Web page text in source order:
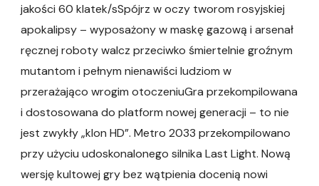
jakości 60 klatek/sSpójrz w oczy tworom rosyjskiej
apokalipsy – wyposażony w maskę gazową i arsenał
ręcznej roboty walcz przeciwko śmiertelnie groźnym
mutantom i pełnym nienawiści ludziom w
przerażająco wrogim otoczeniuGra przekompilowana
i dostosowana do platform nowej generacji – to nie
jest zwykły „klon HD”. Metro 2033 przekompilowano
przy użyciu udoskonalonego silnika Last Light. Nową
wersję kultowej gry bez wątpienia docenią nowi